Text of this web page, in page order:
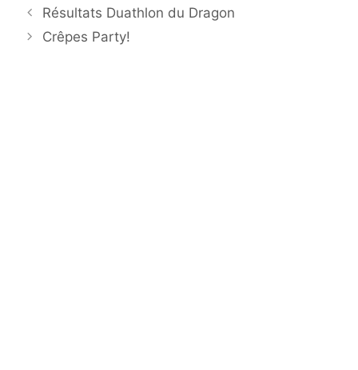
Résultats Duathlon du Dragon
Crêpes Party!